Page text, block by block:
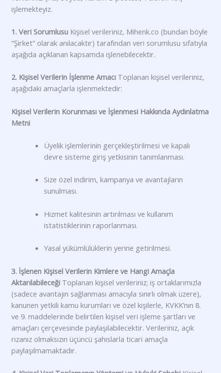
işlemekteyiz.
1. Veri Sorumlusu Kişisel verileriniz, Mihenk.co (bundan böyle
“Şirket” olarak anılacaktır) tarafından veri sorumlusu sıfatıyla
aşağıda açıklanan kapsamda işlenebilecektir.
2. Kişisel Verilerin İşlenme Amacı Toplanan kişisel verileriniz,
aşağıdaki amaçlarla işlenmektedir:
Kişisel Verilerin Korunması ve İşlenmesi Hakkında Aydınlatma
Metni
Üyelik işlemlerinin gerçekleştirilmesi ve kapalı
devre sisteme giriş yetkisinin tanımlanması.
Size özel indirim, kampanya ve avantajların
sunulması.
Hizmet kalitesinin artırılması ve kullanım
istatistiklerinin raporlanması.
Yasal yükümlülüklerin yerine getirilmesi.
3. İşlenen Kişisel Verilerin Kimlere ve Hangi Amaçla
Aktarılabileceği Toplanan kişisel verileriniz; iş ortaklarımızla
(sadece avantajın sağlanması amacıyla sınırlı olmak üzere),
kanunen yetkili kamu kurumları ve özel kişilerle, KVKK’nın 8.
ve 9. maddelerinde belirtilen kişisel veri işleme şartları ve
amaçları çerçevesinde paylaşılabilecektir. Verileriniz, açık
rızanız olmaksızın üçüncü şahıslarla ticari amaçla
paylaşılmamaktadır.